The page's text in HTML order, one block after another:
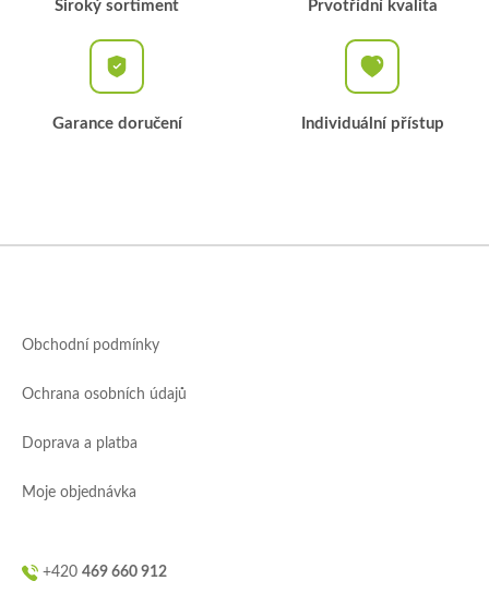
Široký sortiment Prvotřídní kvalita
Garance doručení Individuální přístup
Obchodní podmínky
Ochrana osobních údajů
Doprava a platba
Moje objednávka
+420 469 660 912